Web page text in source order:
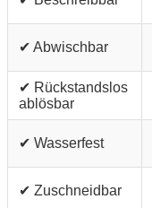
✔ Abwischbar
✔ Rückstandslos
ablösbar
✔ Wasserfest
✔ Zuschneidbar